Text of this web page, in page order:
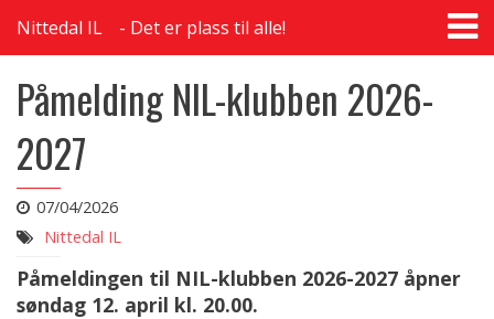
Nittedal IL Det er plass til alle!
Påmelding NIL-klubben 2026-
2027
07/04/2026
Nittedal IL
Påmeldingen til NIL-klubben 2026-2027 åpner
søndag 12. april kl. 20.00.